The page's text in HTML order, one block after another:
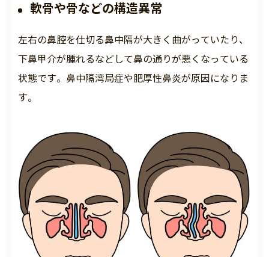
軟骨や骨などの構造異常
左右の鼻腔を仕切る鼻中隔が大きく曲がっていたり、
下鼻甲介が腫れるなどして鼻の通りが悪くなっている
状態です。鼻中隔湾局症や肥厚性鼻炎が原因になりま
す。